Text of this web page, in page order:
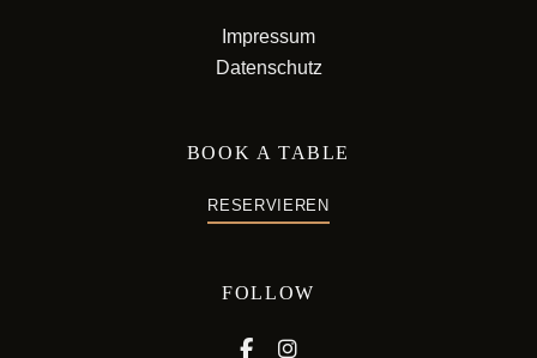
Impressum
Datenschutz
BOOK A TABLE
RESERVIEREN
FOLLOW